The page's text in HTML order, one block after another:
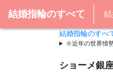
結婚指輪のすべて
結婚指輪のすべ
※近年の世界情
ショーメ銀